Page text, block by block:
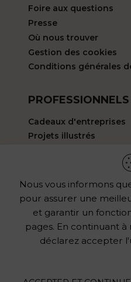
Foire aux questions
Presse
Où nous trouver
Gestion des cookies
Conditions générales
PROFESSIONNELS
Cadeaux d'entreprises
Projets illustrés
LES REVENDEURS
Vous aimez mon
Les
Nous vous informons
pour assurer une
et garantir un
pages. En continuant à
déclarez accepter